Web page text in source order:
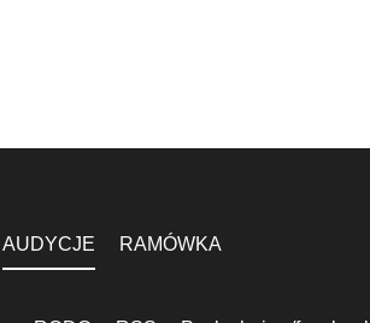
AUDYCJE RAMÓWKA